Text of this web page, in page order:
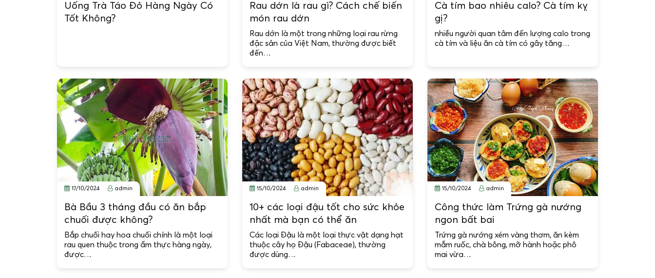
Uống Trà Táo Đỏ Hàng Ngày Có
Tốt Không?
Rau dớn là rau gì? Cách chế biến
món rau dớn
Rau dớn là một trong những loại rau rừng
đặc sản của Việt Nam, thường được biết
đến…
Cà tím bao nhiêu calo? Cà tím kỵ
gị?
nhiều người quan tâm đến lượng calo trong
cà tím và liệu ăn cà tím có gây tăng…
17/10/2024 admin
Bà Bầu 3 tháng đầu có ăn bắp
chuối được không?
Bắp chuối hay hoa chuối chính là một loại
rau quen thuộc trong ẩm thực hàng ngày,
được…
15/10/2024 admin
10+ các loại đậu tốt cho sức khỏe
nhất mà bạn có thể ăn
Các loại Đậu là một loại thực vật dạng hạt
thuộc cây họ Đậu (Fabaceae), thường
được dùng…
15/10/2024 admin
Công thức làm Trứng gà nướng
ngon bất bai
Trứng gà nướng xém vàng thơm, ăn kèm
mắm ruốc, chà bông, mỡ hành hoặc phô
mai vừa…